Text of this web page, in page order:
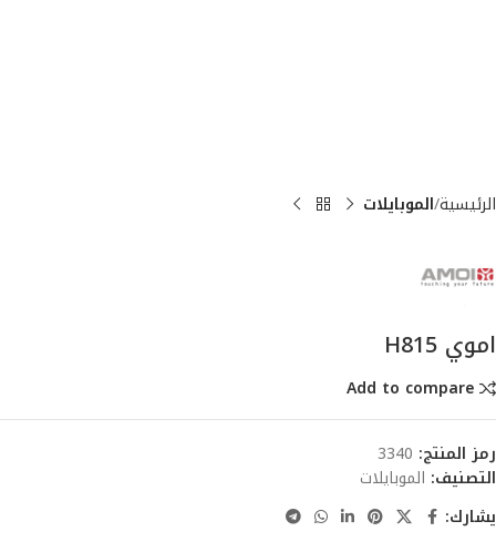
الرئيسية الموبايلات
اموي H815
Add to compare
رمز المنتج: 3340
التصنيف: الموبايلات
يشارك: